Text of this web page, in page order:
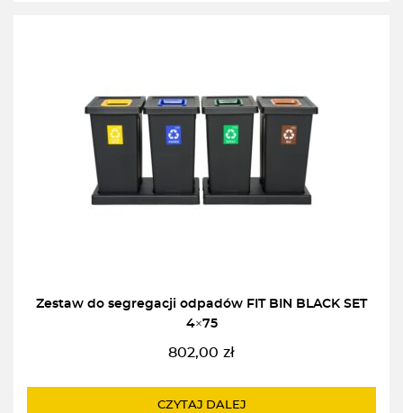
Zestaw do segregacji odpadów FIT BIN BLACK SET
4×75
802,00 zł
CZYTAJ DALEJ